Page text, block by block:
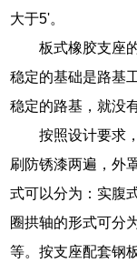
大于5'。
板式橡胶支座
稳定的基础是路基
稳定的路基，就没
按照设计要求
刷防锈漆两遍，外
式可以分为：实腹
圈拱轴的形式可分
等。按支座配套钢